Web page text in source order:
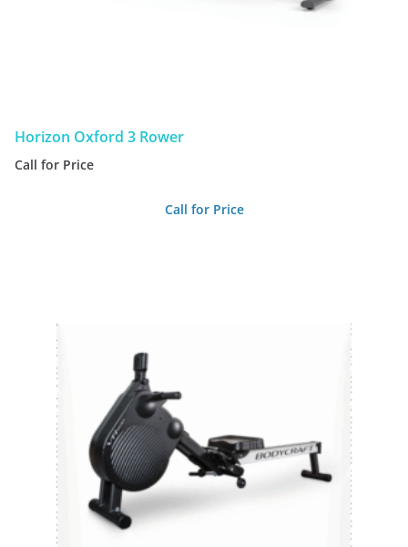
Horizon Oxford 3 Rower
Call for Price
Call for Price